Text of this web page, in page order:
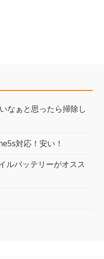
なぁと思ったら掃除し
対応！安い！
ルバッテリーがオスス